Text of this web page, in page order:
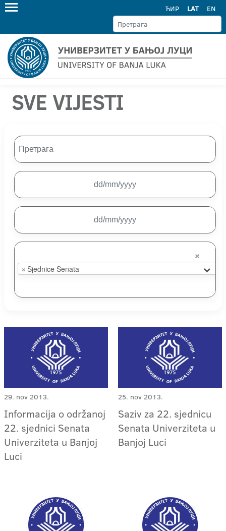
ЋИР LAT EN
SVE VIJESTI
×
× Sjednice Senata
29. nov 2013.
Informacija o održanoj
22. sjednici Senata
Univerziteta u Banjoj
Luci
25. nov 2013.
Saziv za 22. sjednicu
Senata Univerziteta u
Banjoj Luci